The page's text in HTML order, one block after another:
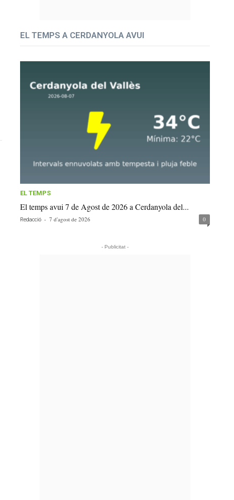
EL TEMPS A CERDANYOLA AVUI
EL TEMPS
El temps avui 7 de Agost de 2026 a Cerdanyola del...
Redacció - 7 d'agost de 2026 0
- Publicitat -